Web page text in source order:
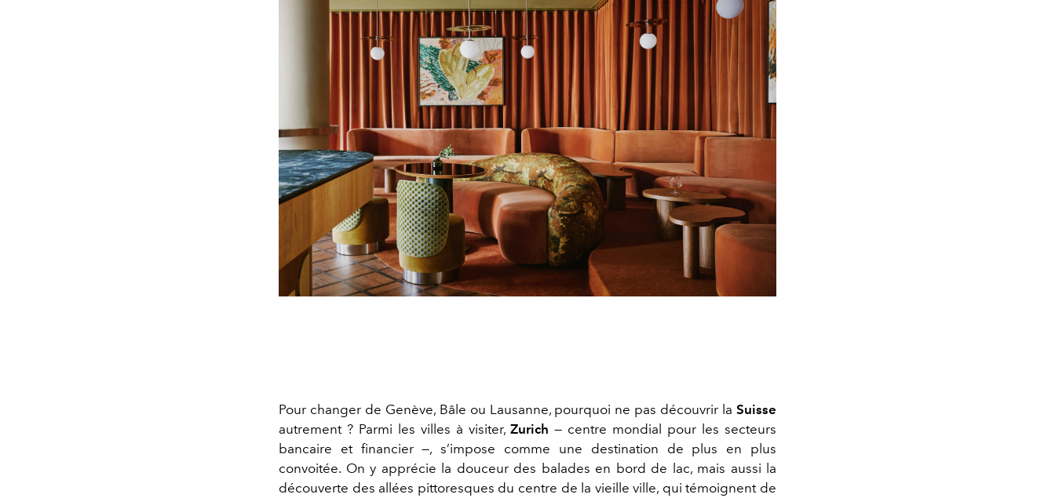
Pour changer de Genève, Bâle ou Lausanne, pourquoi ne pas découvrir la Suisse
autrement ? Parmi les villes à visiter,Zurich — centre mondial pour les secteurs
bancaire et financier —, s’impose comme une destination de plus en plus
convoitée. On y apprécie la douceur des balades en bord de lac, mais aussi la
découverte des allées pittoresques du centre de la vieille ville, qui témoignent de